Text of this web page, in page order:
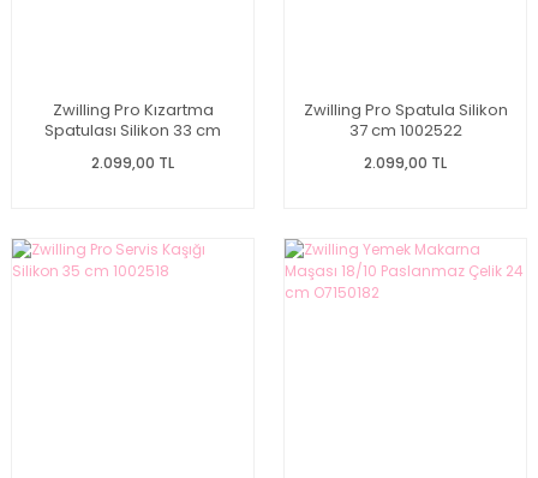
Zwilling Pro Kızartma
Spatulası Silikon 33 cm
2.099,00 TL
Zwilling Pro Spatula Silikon
37 cm 1002522
2.099,00 TL